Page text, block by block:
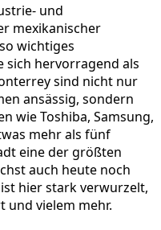
und
mexikanischer
wichtiges
sich hervorragend als
sind nicht nur
ansässig, sondern
wie Toshiba, Samsung,
mehr als fünf
eine der größten
auch heute noch
hier stark verwurzelt,
und vielem mehr.